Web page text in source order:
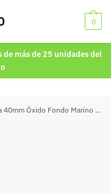
0
de más de 25 unidades del
Óxido Fondo Marino 8690